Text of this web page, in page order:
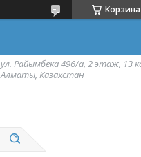
Корзина
ул. Райымбека 496/а, 2 этаж, 13
Алматы, Казахстан